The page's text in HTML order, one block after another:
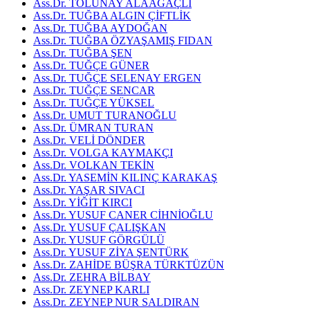
Ass.Dr. TOLUNAY ALAAĞAÇLI
Ass.Dr. TUĞBA ALGIN ÇİFTLİK
Ass.Dr. TUĞBA AYDOĞAN
Ass.Dr. TUĞBA ÖZYAŞAMIŞ FIDAN
Ass.Dr. TUĞBA ŞEN
Ass.Dr. TUĞÇE GÜNER
Ass.Dr. TUĞÇE SELENAY ERGEN
Ass.Dr. TUĞÇE SENCAR
Ass.Dr. TUĞÇE YÜKSEL
Ass.Dr. UMUT TURANOĞLU
Ass.Dr. ÜMRAN TURAN
Ass.Dr. VELİ DÖNDER
Ass.Dr. VOLGA KAYMAKÇI
Ass.Dr. VOLKAN TEKİN
Ass.Dr. YASEMİN KILINÇ KARAKAŞ
Ass.Dr. YAŞAR SIVACI
Ass.Dr. YİĞİT KIRCI
Ass.Dr. YUSUF CANER CİHNİOĞLU
Ass.Dr. YUSUF ÇALIŞKAN
Ass.Dr. YUSUF GÖRGÜLÜ
Ass.Dr. YUSUF ZİYA ŞENTÜRK
Ass.Dr. ZAHİDE BÜŞRA TÜRKTÜZÜN
Ass.Dr. ZEHRA BİLBAY
Ass.Dr. ZEYNEP KARLI
Ass.Dr. ZEYNEP NUR SALDIRAN